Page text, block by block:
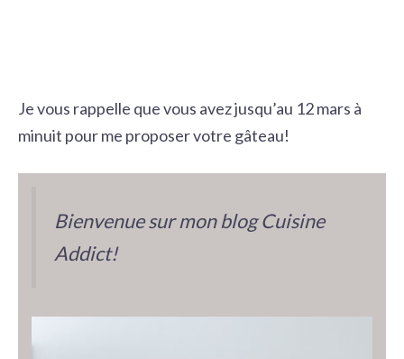
Je vous rappelle que vous avez jusqu’au 12 mars à
minuit pour me proposer votre gâteau!
Bienvenue sur mon blog Cuisine
Addict!